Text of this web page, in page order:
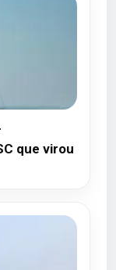
que virou